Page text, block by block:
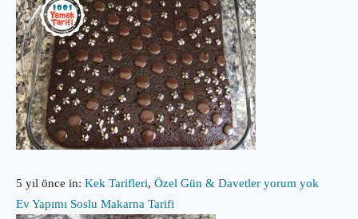
5 yıl önce in: Kek Tarifleri, Özel Gün & Davetler yorum yok
Ev Yapımı Soslu Makarna Tarifi